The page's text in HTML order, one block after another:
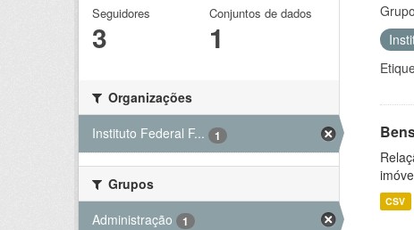
Seguidores
3
Conjuntos de dados
1
Organizações
Instituto Federal F...
1
Grupos
Administração
1
CSV